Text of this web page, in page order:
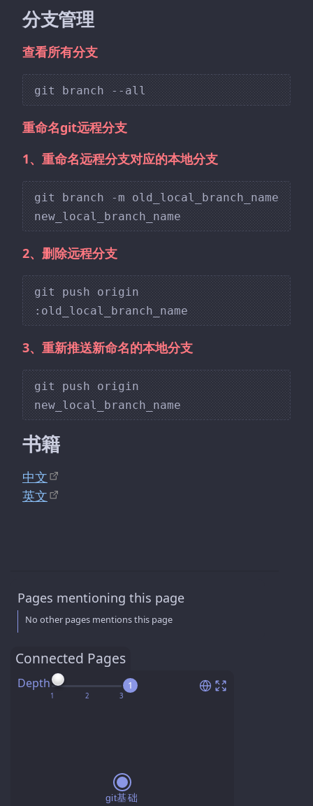
分支管理
查看所有分支
重命名git远程分支
1、重命名远程分支对应的本地分支
git branch -m old_local_branch_name
2、删除远程分支
git push origin
3、重新推送新命名的本地分支
git push origin
书籍
中文
英文
Connected Pages
Depth 1
Pages mentioning this page
No other pages mentions this page